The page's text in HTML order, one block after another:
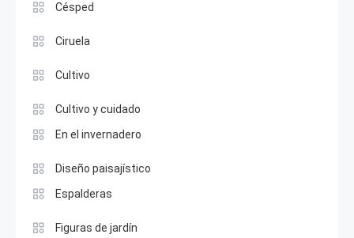
Césped
Ciruela
Cultivo
Cultivo y cuidado
En el invernadero
Diseño paisajístico
Espalderas
Figuras de jardín